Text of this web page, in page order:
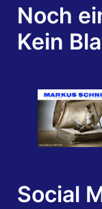
Noch
Kein
Social